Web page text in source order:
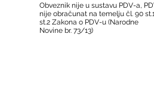
Obveznik nije u sustavu PDV-a,
nije obračunat na temelju čl. 90
st.2 Zakona o PDV-u (Narodne
Novine br. 73/13)